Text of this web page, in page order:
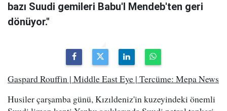
bazı Suudi gemileri Babu'l Mendeb'ten geri
dönüyor."
Gaspard Rouffin | Middle East Eye | Tercüme: Mepa News
Husiler çarşamba günü, Kızıldeniz'in kuzeyindeki önemli